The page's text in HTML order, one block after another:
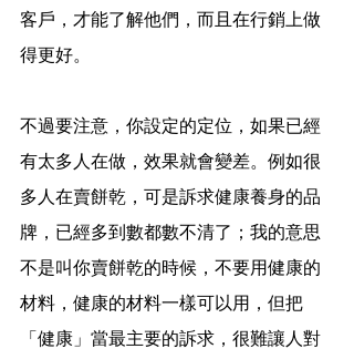
客戶，才能了解他們，而且在行銷上做
得更好。
不過要注意，你設定的定位，如果已經
有太多人在做，效果就會變差。例如很
多人在賣餅乾，可是訴求健康養身的品
牌，已經多到數都數不清了；我的意思
不是叫你賣餅乾的時候，不要用健康的
材料，健康的材料一樣可以用，但把
「健康」當最主要的訴求，很難讓人對